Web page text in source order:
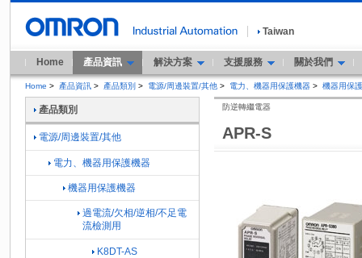
Taiwan
Home 產品資訊 解決方案 支援服務 關於我們
Home > 產品資訊 > 產品類別 > 電源/周邊裝置/其他 > 電力、機器用保護機器 > 機器用保
APR-S
防逆轉繼電器
產品類別
電源/周邊裝置/其他
電力、機器用保護機器
機器用保護機器
過電流/欠相/逆相/不足電
流檢測用
K8DT-AS